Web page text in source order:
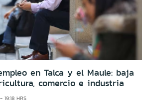
en Talca y el Maule: baja
comercio e industria
HRS